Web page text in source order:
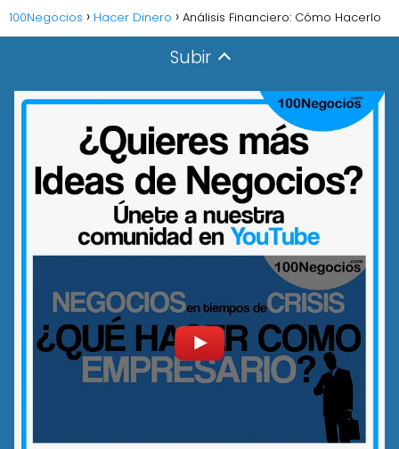
100Negocios Hacer Dinero Análisis Financiero: Cómo Hacerlo
Subir